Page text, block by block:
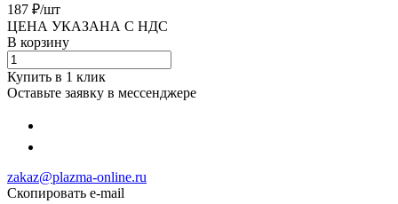
187 ₽/шт
ЦЕНА УКАЗАНА С НДС
В корзину
Купить в 1 клик
Оставьте заявку в мессенджере
zakaz@plazma-online.ru
Скопировать e-mail